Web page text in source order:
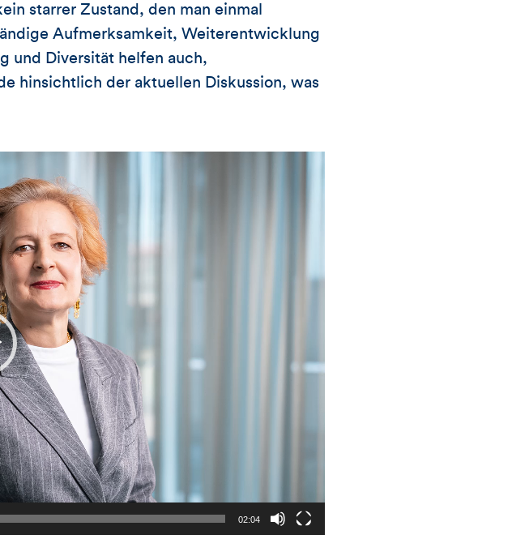
starrer Zustand, den man einmal
Aufmerksamkeit, Weiterentwicklung
und Diversität helfen auch,
hinsichtlich der aktuellen Diskussion, was
02:04